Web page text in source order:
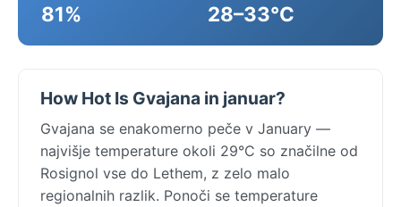
81% 28–33°C
How Hot Is Gvajana in januar?
Gvajana se enakomerno peče v January —
najvišje temperature okoli 29°C so značilne od
Rosignol vse do Lethem, z zelo malo
regionalnih razlik. Ponoči se temperature